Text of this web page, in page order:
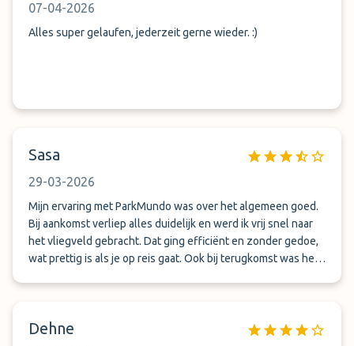
07-04-2026
Alles super gelaufen, jederzeit gerne wieder. :)
Sasa
29-03-2026
Mijn ervaring met ParkMundo was over het algemeen goed.
Bij aankomst verliep alles duidelijk en werd ik vrij snel naar
het vliegveld gebracht. Dat ging efficiënt en zonder gedoe,
wat prettig is als je op reis gaat. Ook bij terugkomst was het
kunnen. De shuttlebus was wat gedateerd en zou
Dehne